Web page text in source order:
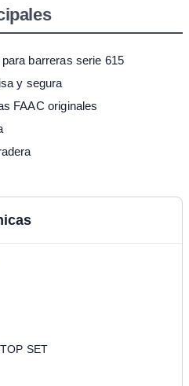
barreras serie 615
y segura
FAAC originales
SET